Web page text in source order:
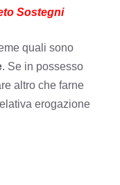
Sostegni
quali sono
. Se in possesso
altro che farne
erogazione